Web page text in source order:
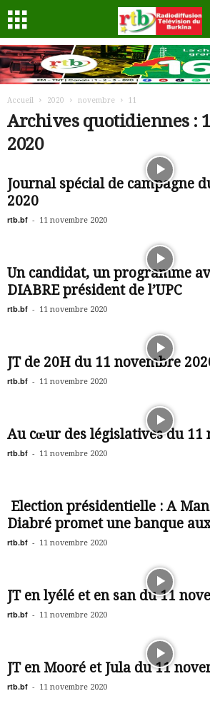
Accueil 2020 novembre 11
Archives quotidiennes :
2020
Journal spécial de campagne
2020
rtb.bf - 11 novembre 2020
Un candidat, un programme
DIABRE président de l’UPC
rtb.bf - 11 novembre 2020
JT de 20H du 11 novembre
rtb.bf - 11 novembre 2020
Au cœur des législatives du 11
rtb.bf - 11 novembre 2020
Election présidentielle : A
Diabré promet une banque
rtb.bf - 11 novembre 2020
JT en lyélé et en san du 11
rtb.bf - 11 novembre 2020
JT en Mooré et Jula du 11
rtb.bf - 11 novembre 2020